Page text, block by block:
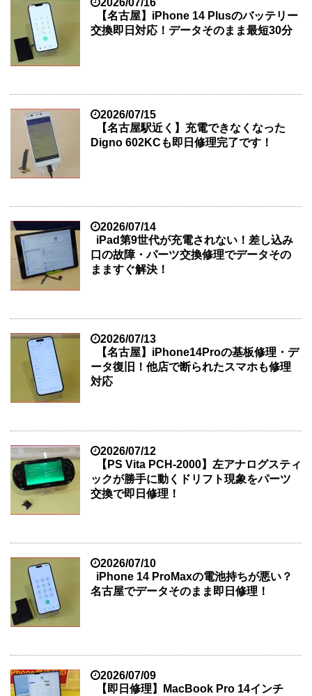
2026/07/16
【名古屋】iPhone 14 Plusのバッテリー
交換即日対応！データそのまま最短30分
2026/07/15
【名古屋駅近く】充電できなくなった
Digno 602KCも即日修理完了です！
2026/07/14
iPad第9世代が充電されない！差し込み
口の故障・パーツ交換修理でデータその
まますぐ解決！
2026/07/13
【名古屋】iPhone14Proの基板修理・デ
ータ復旧！他店で断られたスマホも修理
対応
2026/07/12
【PS Vita PCH-2000】左アナログスティ
ックが勝手に動くドリフト現象をパーツ
交換で即日修理！
2026/07/10
iPhone 14 ProMaxの電池持ちが悪い？
名古屋でデータそのまま即日修理！
2026/07/09
【即日修理】MacBook Pro 14インチ